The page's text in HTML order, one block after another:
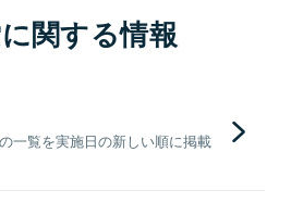
関する情報
一覧を実施日の新しい順に掲載